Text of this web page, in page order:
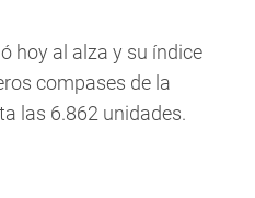
hoy al alza y su índice
compases de la
las 6.862 unidades.